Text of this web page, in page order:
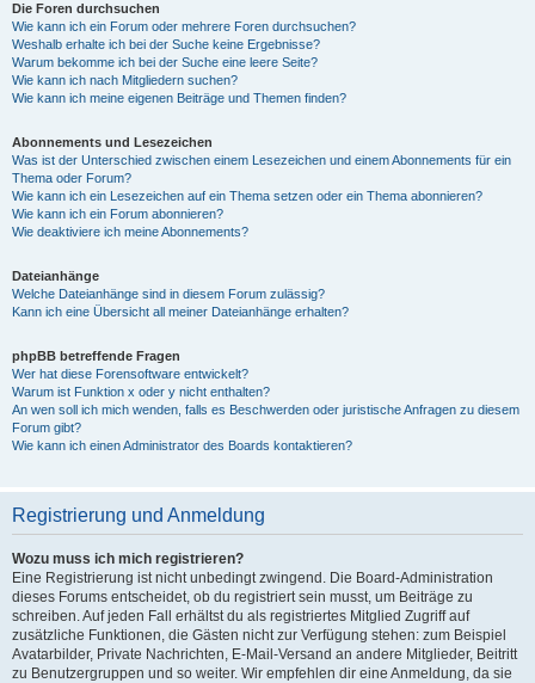
Die Foren durchsuchen
Wie kann ich ein Forum oder mehrere Foren durchsuchen?
Weshalb erhalte ich bei der Suche keine Ergebnisse?
Warum bekomme ich bei der Suche eine leere Seite?
Wie kann ich nach Mitgliedern suchen?
Wie kann ich meine eigenen Beiträge und Themen finden?
Abonnements und Lesezeichen
Was ist der Unterschied zwischen einem Lesezeichen und einem Abonnements für ein
Thema oder Forum?
Wie kann ich ein Lesezeichen auf ein Thema setzen oder ein Thema abonnieren?
Wie kann ich ein Forum abonnieren?
Wie deaktiviere ich meine Abonnements?
Dateianhänge
Welche Dateianhänge sind in diesem Forum zulässig?
Kann ich eine Übersicht all meiner Dateianhänge erhalten?
phpBB betreffende Fragen
Wer hat diese Forensoftware entwickelt?
Warum ist Funktion x oder y nicht enthalten?
An wen soll ich mich wenden, falls es Beschwerden oder juristische Anfragen zu diesem
Forum gibt?
Wie kann ich einen Administrator des Boards kontaktieren?
Registrierung und Anmeldung
Wozu muss ich mich registrieren?
Eine Registrierung ist nicht unbedingt zwingend. Die Board-Administration
dieses Forums entscheidet, ob du registriert sein musst, um Beiträge zu
schreiben. Auf jeden Fall erhältst du als registriertes Mitglied Zugriff auf
zusätzliche Funktionen, die Gästen nicht zur Verfügung stehen: zum Beispiel
Avatarbilder, Private Nachrichten, E-Mail-Versand an andere Mitglieder, Beitritt
zu Benutzergruppen und so weiter. Wir empfehlen dir eine Anmeldung, da sie